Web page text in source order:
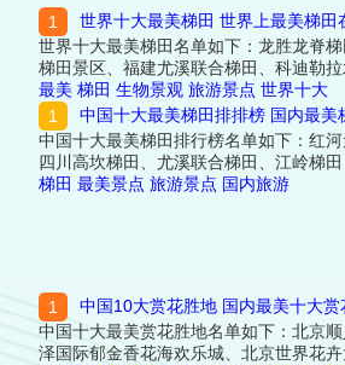
世界十大最美梯田 世界上最美梯
世界十大最美梯田名单如下：龙胜龙脊
梯田景区、福建尤溪联合梯田、科迪勒
最美 梯田 生物景观 旅游景点 世界十大
中国十大最美梯田排排榜 国内最美
中国十大最美梯田排行榜名单如下：红
四川高坎梯田、尤溪联合梯田、江岭梯田
梯田 最美景点 旅游景点 国内旅游
中国10大赏花胜地 国内最美十大赏
中国十大最美赏花胜地名单如下：北京
泽国际郁金香花海欢乐城、北京世界花